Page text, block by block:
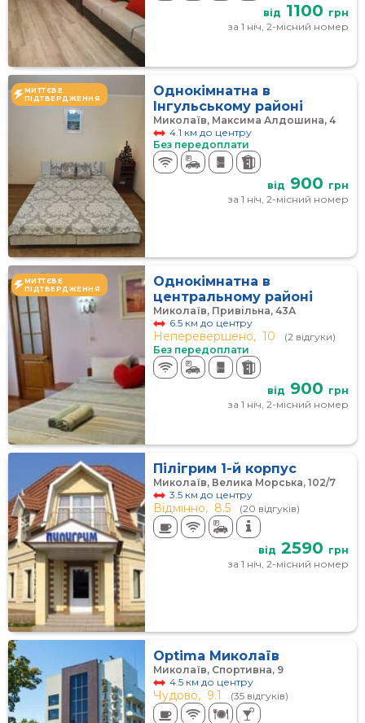
від 1100 грн
за 1 ніч, 2-місний номер
МИТТЄВЕ
ПІДТВЕРДЖЕННЯ
Однокімнатна в
Інгульському районі
Миколаїв, Максима Алдошина, 4
4.1 км до центру
Без передоплати
від 900 грн
за 1 ніч, 2-місний номер
МИТТЄВЕ
ПІДТВЕРДЖЕННЯ
Однокімнатна в
центральному районі
Миколаїв, Привільна, 43А
6.5 км до центру
Неперевершено, 10
(2 відгуки)
Без передоплати
від 900 грн
за 1 ніч, 2-місний номер
Пілігрим 1-й корпус
Миколаїв, Велика Морська, 102/7
3.5 км до центру
Відмінно, 8.5 (20 відгуків)
від 2590 грн
за 1 ніч, 2-місний номер
Optima Миколаїв
Миколаїв, Спортивна, 9
4.5 км до центру
Чудово, 9.1 (35 відгуків)